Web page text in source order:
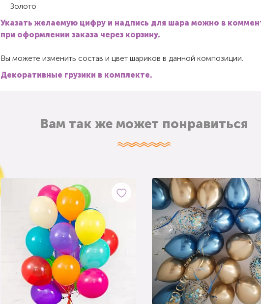
Золото
Указать желаемую цифру и надпись для шара можно в
при оформлении заказа через корзину.
Вы можете изменить состав и цвет шариков в данной композиции.
Декоративные грузики в комплекте.
Вам так же может понравиться